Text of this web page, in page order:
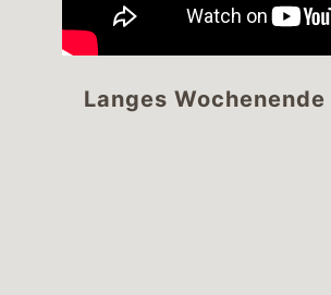
Langes Wochenende